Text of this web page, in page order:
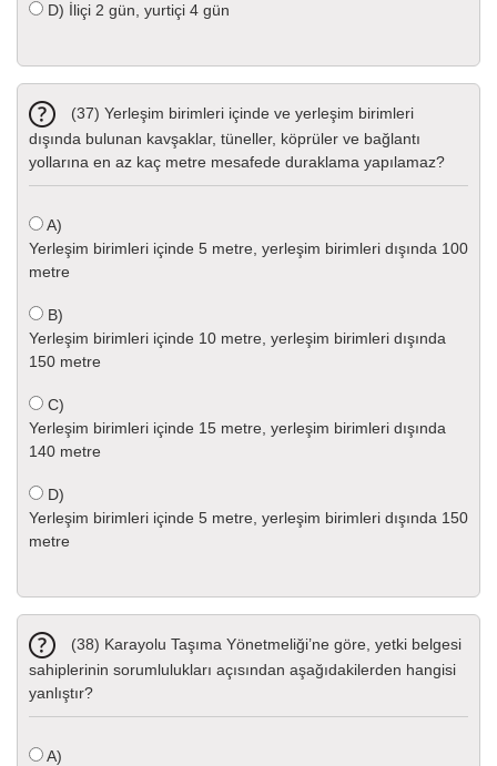
D) İliçi 2 gün, yurtiçi 4 gün
(37) Yerleşim birimleri içinde ve yerleşim birimleri
dışında bulunan kavşaklar, tüneller, köprüler ve bağlantı
yollarına en az kaç metre mesafede duraklama yapılamaz?
A)
Yerleşim birimleri içinde 5 metre, yerleşim birimleri dışında 100
metre
B)
Yerleşim birimleri içinde 10 metre, yerleşim birimleri dışında
150 metre
C)
Yerleşim birimleri içinde 15 metre, yerleşim birimleri dışında
140 metre
D)
Yerleşim birimleri içinde 5 metre, yerleşim birimleri dışında 150
metre
(38) Karayolu Taşıma Yönetmeliği’ne göre, yetki belgesi
sahiplerinin sorumlulukları açısından aşağıdakilerden hangisi
yanlıştır?
A)